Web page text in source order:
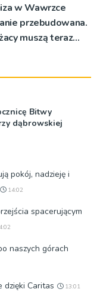
w Wawrzce
przebudowana.
muszą teraz
Bitwy
dąbrowskiej
pokój, nadzieję i
14:02
spacerującym
naszych górach
Caritas 13:01